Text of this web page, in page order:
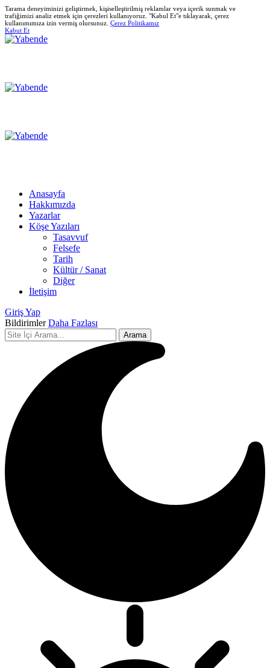
Tarama deneyiminizi geliştirmek, kişiselleştirilmiş reklamlar veya içerik sunmak ve
trafiğimizi analiz etmek için çerezleri kullanıyoruz. "Kabul Et"e tıklayarak, çerez
kullanımımıza izin vermiş olursunuz. Çerez Politikamız
Kabut Et
Anasayfa
Hakkımızda
Yazarlar
Köşe Yazıları
Tasavvuf
Felsefe
Tarih
Kültür / Sanat
Diğer
İletişim
Giriş Yap
Bildirimler Daha Fazlası